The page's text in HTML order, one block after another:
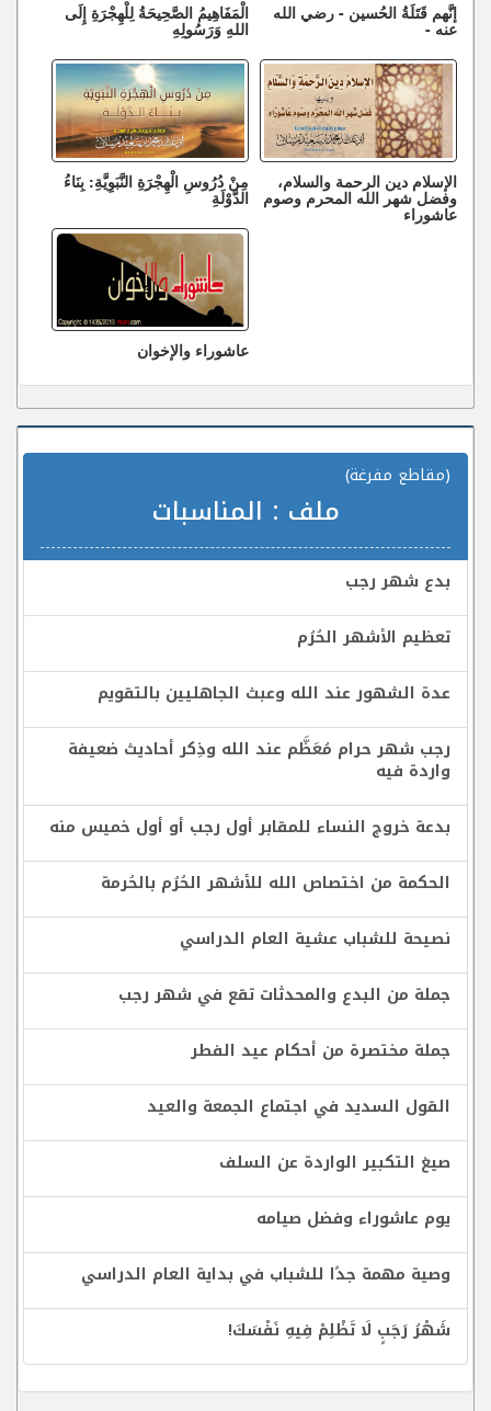
إنَّهم قَتَلَةُ الحُسين - رضي الله
عنه -
الْمَفَاهِيمُ الصَّحِيحَةُ لِلْهِجْرَةِ إِلَى
اللهِ وَرَسُولِهِ
الإسلام دين الرحمة والسلام،
وفضل شهر الله المحرم وصوم
عاشوراء
مِنْ دُرُوسِ الْهِجْرَةِ النَّبَوِيَّةِ: بِنَاءُ
الدَّوْلَةِ
عاشوراء والإخوان
(مقاطع مفرغة)
ملف : المناسبات
بدع شهر رجب
تعظيم الأشهر الحُرُم
عدة الشهور عند الله وعبث الجاهليين بالتقويم
رجب شهر حرام مُعَظَّم عند الله وذِكر أحاديث ضعيفة
واردة فيه
بدعة خروج النساء للمقابر أول رجب أو أول خميس منه
الحكمة من اختصاص الله للأشهر الحُرُم بالحُرمة
نصيحة للشباب عشية العام الدراسي
جملة من البدع والمحدثات تقع في شهر رجب
جملة مختصرة من أحكام عيد الفطر
القول السديد في اجتماع الجمعة والعيد
صيغ التكبير الواردة عن السلف
يوم عاشوراء وفضل صيامه
وصية مهمة جدًا للشباب في بداية العام الدراسي
شَهْرُ رَجَبٍ لَا تَظْلِمْ فِيهِ نَفْسَكَ!